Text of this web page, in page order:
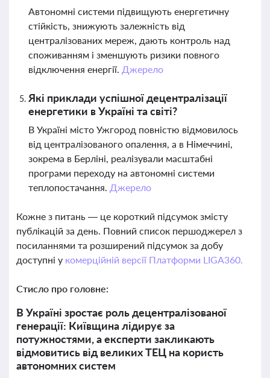
Автономні системи підвищують енергетичну
стійкість, знижують залежність від
централізованих мереж, дають контроль над
споживанням і зменшують ризики повного
відключення енергії. Джерело
Які приклади успішної децентралізації
енергетики в Україні та світі?
В Україні місто Ужгород повністю відмовилось
від централізованого опалення, а в Німеччині,
зокрема в Берліні, реалізували масштабні
програми переходу на автономні системи
теплопостачання. Джерело
Кожне з питань — це короткий підсумок змісту
публікацій за день. Повний список першоджерел з
посиланнями та розширений підсумок за добу
доступні у комерційній версії Платформи LIGA360.
Стисло про головне:
В Україні зростає роль децентралізованої
генерації: Київщина лідирує за
потужностями, а експерти закликають
відмовитись від великих ТЕЦ на користь
автономних систем